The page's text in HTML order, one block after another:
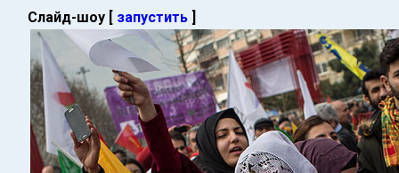
Слайд-шоу [ запустить ]